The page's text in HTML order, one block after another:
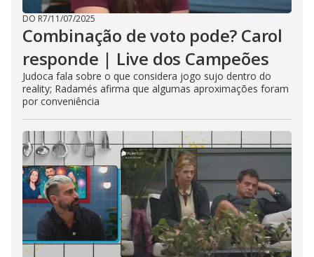
DO R7/11/07/2025
Combinação de voto pode? Carol
responde | Live dos Campeões
Judoca fala sobre o que considera jogo sujo dentro do
reality; Radamés afirma que algumas aproximações foram
por conveniência